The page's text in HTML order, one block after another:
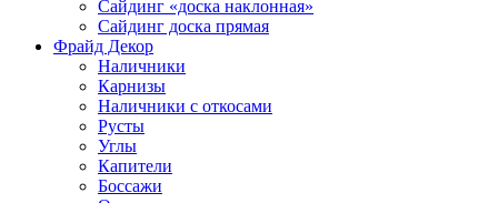
Сайдинг «доска наклонная»
Сайдинг доска прямая
Фрайд Декор
Наличники
Карнизы
Наличники с откосами
Русты
Углы
Капители
Боссажи